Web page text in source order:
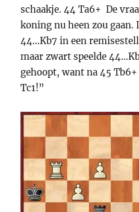
schaakje. 44 Ta6+ De
koning nu heen zou gaan.
44…Kb7 in een
maar zwart speelde
gehoopt, want na 45
Tc1!”